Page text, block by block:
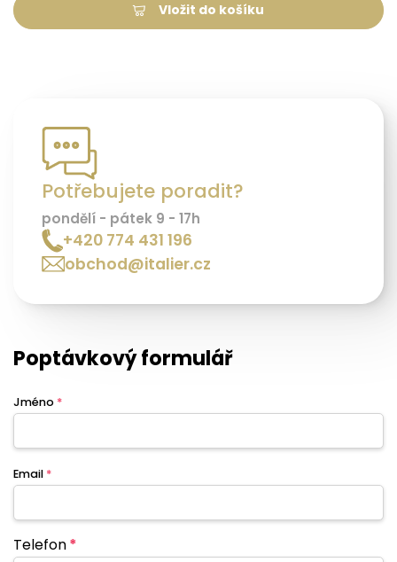
Vložit do košíku
Potřebujete poradit?
pondělí - pátek 9 - 17h
+420 774 431 196
obchod@italier.cz
Poptávkový formulář
Jméno *
Email *
Telefon*